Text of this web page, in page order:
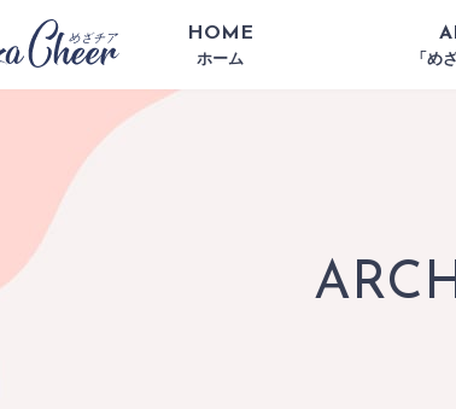
HOME
ホーム 「め